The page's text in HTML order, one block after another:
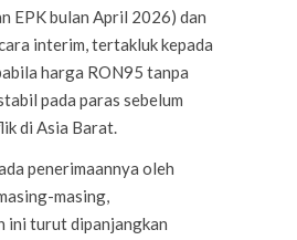
EPK bulan April 2026) dan
interim, tertakluk kepada
harga RON95 tanpa
pada paras sebelum
di Asia Barat.
penerimaannya oleh
masing,
ini turut dipanjangkan